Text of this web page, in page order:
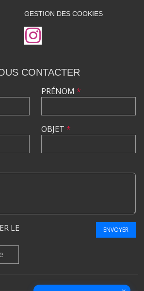
GESTION DES COOKIES
CONTACTER
PRÉNOM *
OBJET *
LE
ENVOYER